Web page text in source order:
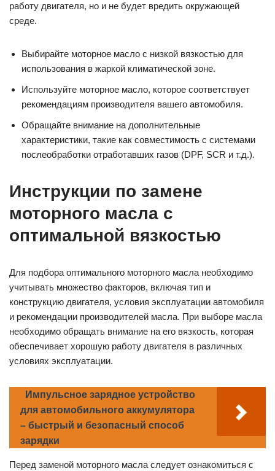
работу двигателя, но и не будет вредить окружающей
среде.
Выбирайте моторное масло с низкой вязкостью для
использования в жаркой климатической зоне.
Используйте моторное масло, которое соответствует
рекомендациям производителя вашего автомобиля.
Обращайте внимание на дополнительные
характеристики, такие как совместимость с системами
послеобработки отработавших газов (DPF, SCR и т.д.).
Инструкции по замене
моторного масла с
оптимальной вязкостью
Для подбора оптимального моторного масла необходимо
учитывать множество факторов, включая тип и
конструкцию двигателя, условия эксплуатации автомобиля
и рекомендации производителей масла. При выборе масла
необходимо обращать внимание на его вязкость, которая
обеспечивает хорошую работу двигателя в различных
условиях эксплуатации.
Импульсное зарядное устройство
для автомобильного аккумулятора
– быстрый и безопасный способ
зарядки
Перед заменой моторного масла следует ознакомиться с